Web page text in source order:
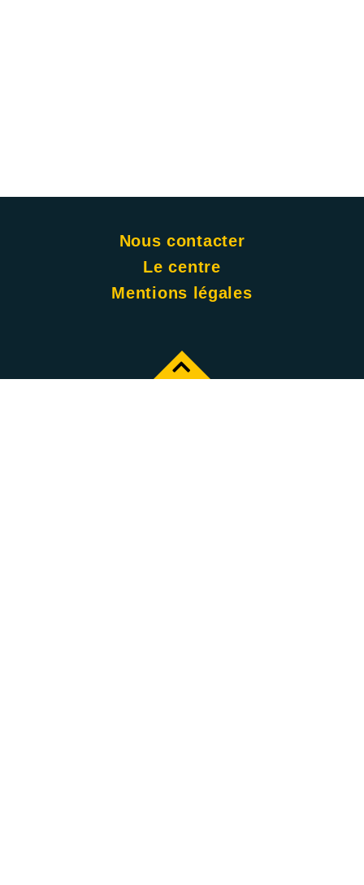
Nous contacter
Le centre
Mentions légales